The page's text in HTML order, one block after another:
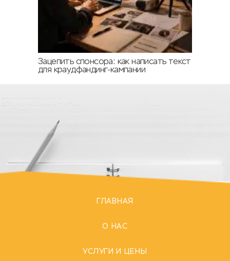
Зацепить спонсора: как написать текст
для краудфандинг-кампании
ГЛАВНАЯ
О НАС
УСЛУГИ И ЦЕНЫ